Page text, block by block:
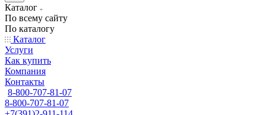
Каталог
По всему сайту
По каталогу
Каталог
Услуги
Как купить
Компания
Контакты
8-800-707-81-07
8-800-707-81-07